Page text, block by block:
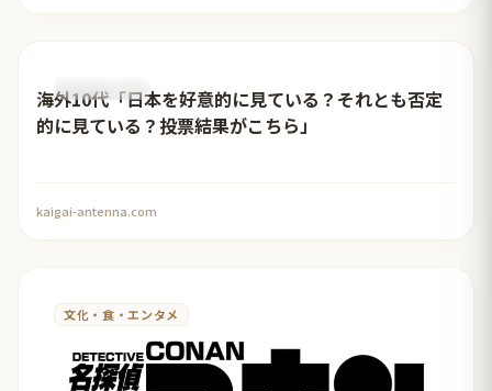
おすすめ記事
海外10代「日本を好意的に見ている？それとも否定
的に見ている？投票結果がこちら」
kaigai-antenna.com
文化・食・エンタメ